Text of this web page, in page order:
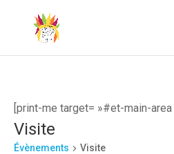
[print-me target= »#et-main-area
Visite
Évènements Visite